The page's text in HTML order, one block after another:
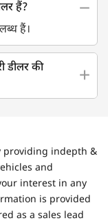
हैं?
हैं।
डीलर की
providing indepth &
and
interest in any
is provided
as a sales lead